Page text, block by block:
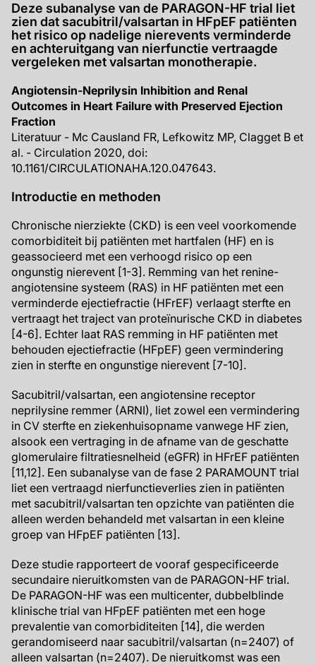
Deze subanalyse van de PARAGON-HF trial liet
zien dat sacubitril/valsartan in HFpEF patiënten
het risico op nadelige nierevents verminderde
en achteruitgang van nierfunctie vertraagde
vergeleken met valsartan monotherapie.
Angiotensin-Neprilysin Inhibition and Renal
Outcomes in Heart Failure with Preserved Ejection
Fraction
Literatuur - Mc Causland FR, Lefkowitz MP, Clagget B et
al. - Circulation 2020, doi:
10.1161/CIRCULATIONAHA.120.047643.
Introductie en methoden
Chronische nierziekte (CKD) is een veel voorkomende
comorbiditeit bij patiënten met hartfalen (HF) en is
geassocieerd met een verhoogd risico op een
ongunstig nierevent [1-3]. Remming van het renine-
angiotensine systeem (RAS) in HF patiënten met een
verminderde ejectiefractie (HFrEF) verlaagt sterfte en
vertraagt het traject van proteïnurische CKD in diabetes
[4-6]. Echter laat RAS remming in HF patiënten met
behouden ejectiefractie (HFpEF) geen vermindering
zien in sterfte en ongunstige nierevent [7-10].
Sacubitril/valsartan, een angiotensine receptor
neprilysine remmer (ARNI), liet zowel een vermindering
in CV sterfte en ziekenhuisopname vanwege HF zien,
alsook een vertraging in de afname van de geschatte
glomerulaire filtratiesnelheid (eGFR) in HFrEF patiënten
[11,12]. Een subanalyse van de fase 2 PARAMOUNT trial
liet een vertraagd nierfunctieverlies zien in patiënten
met sacubitril/valsartan ten opzichte van patiënten die
alleen werden behandeld met valsartan in een kleine
groep van HFpEF patiënten [13].
Deze studie rapporteert de vooraf gespecificeerde
secundaire nieruitkomsten van de PARAGON-HF trial.
De PARAGON-HF was een multicenter, dubbelblinde
klinische trial van HFpEF patiënten met een hoge
prevalentie van comorbiditeiten [14], die werden
gerandomiseerd naar sacubitril/valsartan (n=2407) of
alleen valsartan (n=2407). De nieruitkomst was een